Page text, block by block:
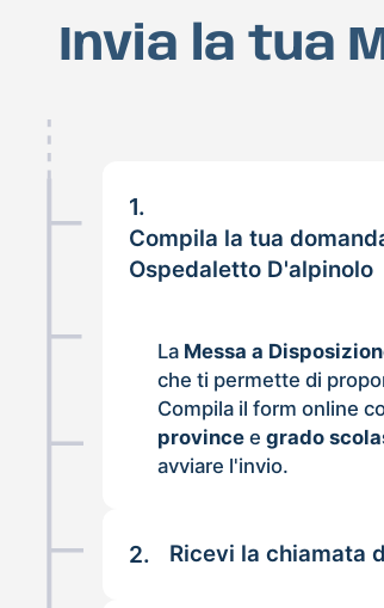
Invia la tua
1.
Compila la tua
Ospedaletto D'alpinolo
La Messa a
che ti permette di
Compila il form online
province egrado
avviare l'invio.
2. Ricevi la chiamata